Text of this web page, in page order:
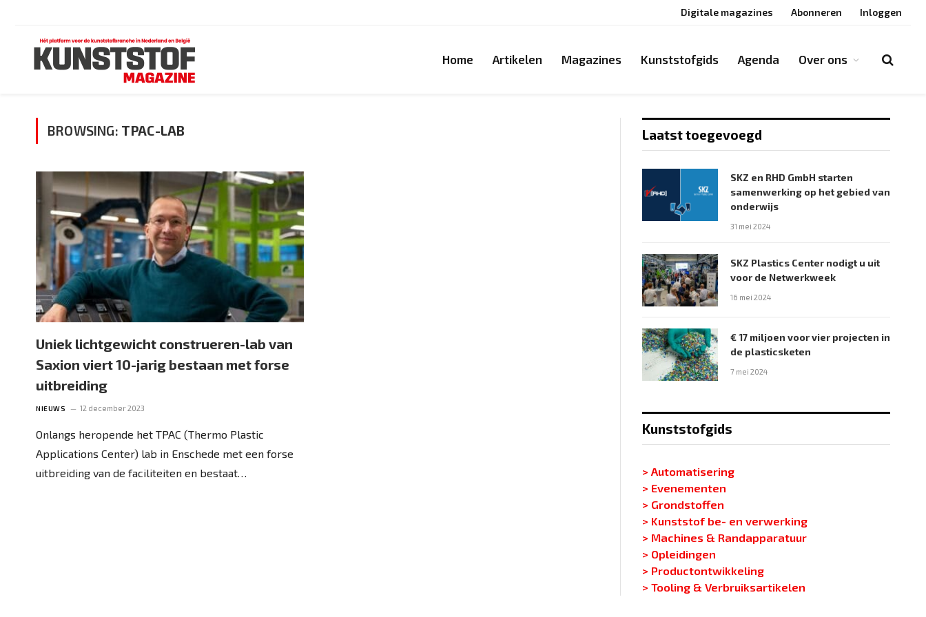
Digitale magazines Abonneren Inloggen
Home Artikelen Magazines Kunststofgids Agenda Over ons
BROWSING: TPAC-LAB
Uniek lichtgewicht construeren-lab van
Saxion viert 10-jarig bestaan met forse
uitbreiding
NIEUWS 12 december 2023
Onlangs heropende het TPAC (Thermo Plastic
Applications Center) lab in Enschede met een forse
uitbreiding van de faciliteiten en bestaat…
Laatst toegevoegd
SKZ en RHD GmbH starten
samenwerking op het gebied van
onderwijs
31 mei 2024
SKZ Plastics Center nodigt u uit
voor de Netwerkweek
16 mei 2024
€ 17 miljoen voor vier projecten in
de plasticsketen
7 mei 2024
Kunststofgids
> Automatisering
> Evenementen
> Grondstoffen
> Kunststof be- en verwerking
> Machines & Randapparatuur
> Opleidingen
> Productontwikkeling
> Tooling & Verbruiksartikelen